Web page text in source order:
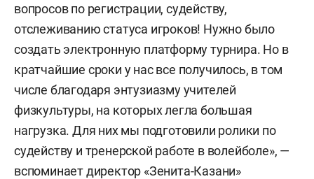
вопросов по регистрации, судейству,
отслеживанию статуса игроков! Нужно было
создать электронную платформу турнира. Но в
кратчайшие сроки у нас все получилось, в том
числе благодаря энтузиазму учителей
физкультуры, на которых легла большая
нагрузка. Для них мы подготовили ролики по
судейству и тренерской работе в волейболе», —
вспоминает директор «Зенита-Казани»